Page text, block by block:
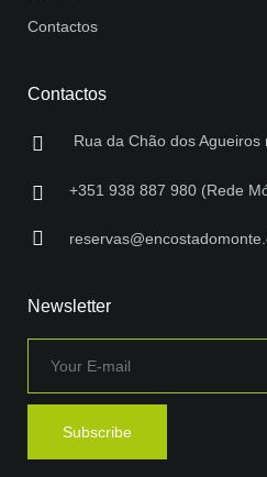
Contactos
Contactos
Rua da Chão dos Agueiros
+351 938 887 980 (Rede
Newsletter